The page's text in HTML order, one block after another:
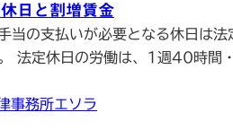
日と割増賃金
当の支払いが必要となる休日は
法定休日の労働は、1週40時間
事務所エソラ